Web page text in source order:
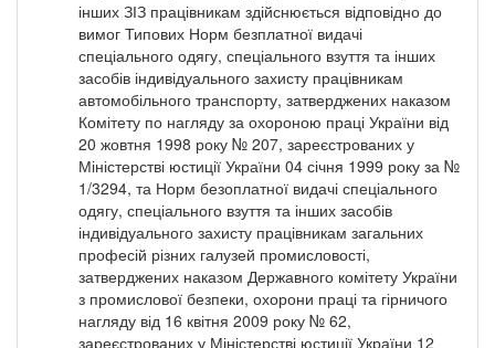
інших ЗІЗ працівникам здійснюється відповідно до
вимог Типових Норм безплатної видачі
спеціального одягу, спеціального взуття та інших
засобів індивідуального захисту працівникам
автомобільного транспорту, затверджених наказом
Комітету по нагляду за охороною праці України від
20 жовтня 1998 року № 207, зареєстрованих у
Міністерстві юстиції України 04 січня 1999 року за №
1/3294, та Норм безоплатної видачі спеціального
одягу, спеціального взуття та інших засобів
індивідуального захисту працівникам загальних
професій різних галузей промисловості,
затверджених наказом Державного комітету України
з промислової безпеки, охорони праці та гірничого
нагляду від 16 квітня 2009 року № 62,
зареєстрованих у Міністерстві юстиції України 12